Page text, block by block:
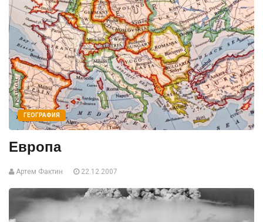
ГЕОГРАФИЯ
Европа
Артем Фактин 22.12.2007